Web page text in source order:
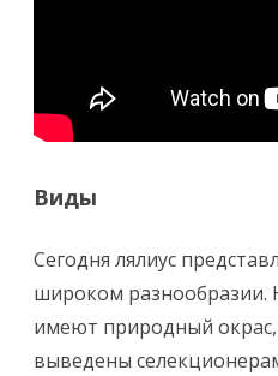
Виды
Сегодня лялиус
широком
имеют природный
выведены